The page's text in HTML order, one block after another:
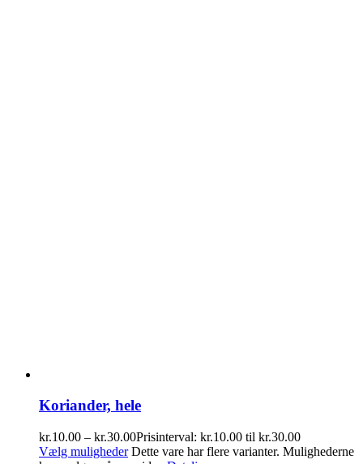
Koriander, hele
kr.10.00 – kr.30.00Prisinterval: kr.10.00 til kr.30.00
Vælg muligheder Dette vare har flere varianter. Mulighederne